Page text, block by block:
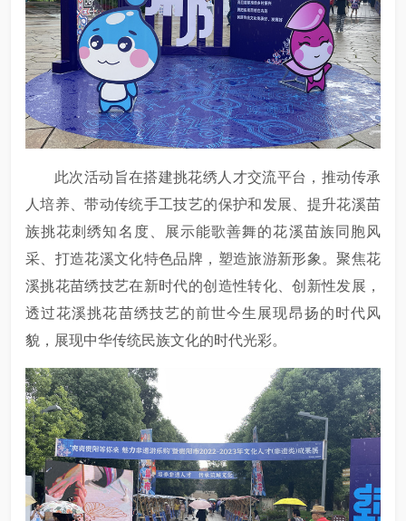
此次活动旨在搭建挑花绣人才交流平台，推动传承
人培养、带动传统手工技艺的保护和发展、提升花溪苗
族挑花刺绣知名度、展示能歌善舞的花溪苗族同胞风
采、打造花溪文化特色品牌，塑造旅游新形象。聚焦花
溪挑花苗绣技艺在新时代的创造性转化、创新性发展，
透过花溪挑花苗绣技艺的前世今生展现昂扬的时代风
貌，展现中华传统民族文化的时代光彩。